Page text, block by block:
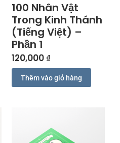
100 Nhân Vật
Trong Kinh Thánh
(Tiếng Việt) –
Phần 1
120,000 ₫
Thêm vào giỏ hàng